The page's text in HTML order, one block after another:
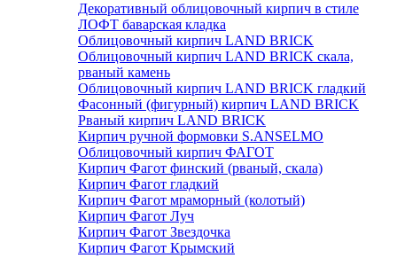
Декоративный облицовочный кирпич в стиле
ЛОФТ баварская кладка
Облицовочный кирпич LAND BRICK
Облицовочный кирпич LAND BRICK скала,
рваный камень
Облицовочный кирпич LAND BRICK гладкий
Фасонный (фигурный) кирпич LAND BRICK
Рваный кирпич LAND BRICK
Кирпич ручной формовки S.ANSELMO
Облицовочный кирпич ФАГОТ
Кирпич Фагот финский (рваный, скала)
Кирпич Фагот гладкий
Кирпич Фагот мраморный (колотый)
Кирпич Фагот Луч
Кирпич Фагот Звездочка
Кирпич Фагот Крымский